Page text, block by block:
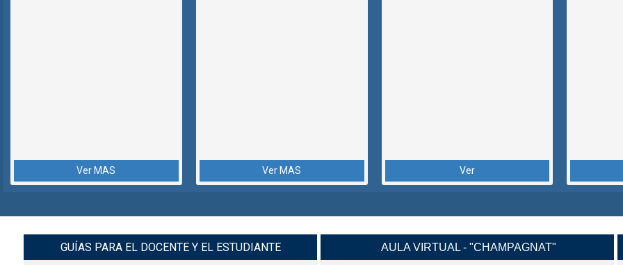
Ver MAS Ver MAS Ver
GUÍAS PARA EL DOCENTE Y EL ESTUDIANTE AULA VIRTUAL - "CHAMPAGNAT"